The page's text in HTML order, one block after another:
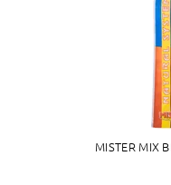
MISTER MIX